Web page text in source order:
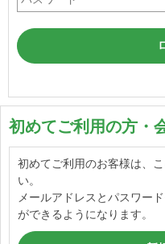
初めてご利用の方・
初めてご利用のお客様は、
い。
メールアドレスとパスワー
ができるようになります。